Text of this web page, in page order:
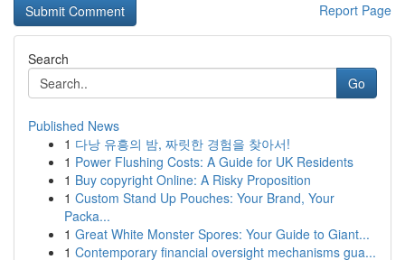
Report Page
Search
Go
Published News
1 다낭 유흥의 밤, 짜릿한 경험을 찾아서!
1 Power Flushing Costs: A Guide for UK Residents
1 Buy copyright Online: A Risky Proposition
1 Custom Stand Up Pouches: Your Brand, Your
Packa...
1 Great White Monster Spores: Your Guide to Giant...
1 Contemporary financial oversight mechanisms gua...